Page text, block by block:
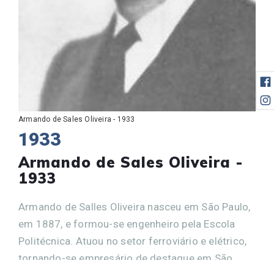
Armando de Sales Oliveira - 1933
1933
Armando de Sales Oliveira -
1933
Armando de Salles Oliveira nasceu em São Paulo,
em 1887, e formou-se engenheiro pela Escola
Politécnica. Atuou no setor ferroviário e elétrico,